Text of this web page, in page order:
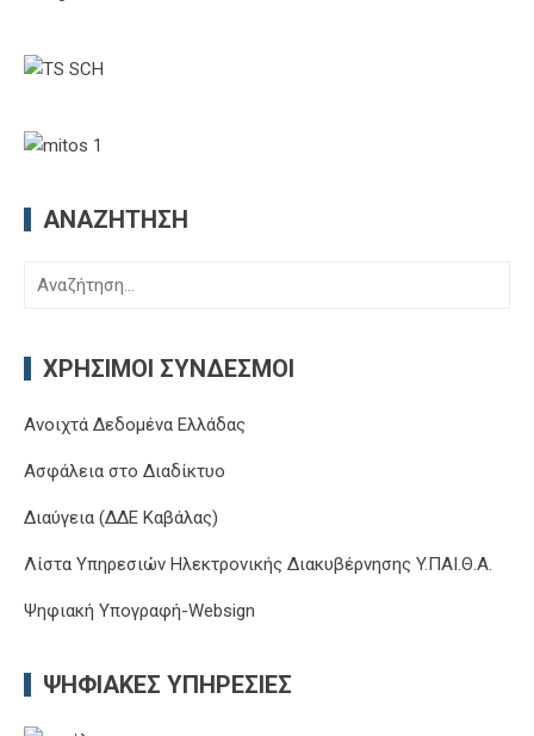
ΑΝΑΖΉΤΗΣΗ
Αναζήτηση
ΧΡΉΣΙΜΟΙ ΣΎΝΔΕΣΜΟΙ
Ανοιχτά Δεδομένα Ελλάδας
Ασφάλεια στο Διαδίκτυο
Διαύγεια (ΔΔΕ Καβάλας)
Λίστα Υπηρεσιών Ηλεκτρονικής Διακυβέρνησης Y.ΠΑΙ.Θ.Α.
Ψηφιακή Υπογραφή-Websign
ΨΗΦΙΑΚΈΣ ΥΠΗΡΕΣΊΕΣ